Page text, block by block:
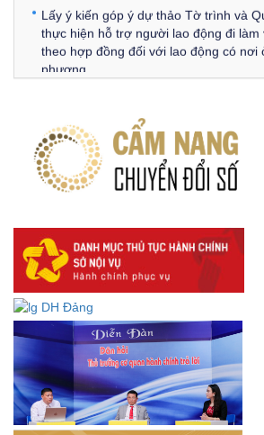
Lấy ý kiến góp ý dự thảo Tờ trình và
thực hiện hỗ trợ người lao động đi
theo hợp đồng đối với lao động có nơi
phương
địa bàn tỉnh Đắk Lắk theo trình tự, thủ
xây dựng, ban hành văn bản quy phạm
Góp ý dự thảo Thông tư quy định
lưu trữ số:
DANH SÁCH HỒ SƠ CÁN BỘ ĐI B
Lấy ý kiến dự thảo Quyết định quy
định về thành lập, tổ chức và hoạt
hợp liên ngành
Thông báo về việc tải biểu mẫu báo
thực hiện Nghị quyết số 18-NQ/TW và
NQ/TW
Thư chúc mừng của Bộ trưởng Bộ Nội
niệm 78 năm Ngày thành lập Bộ Nội
thống ngành Tổ chức nhà nước (28/8/